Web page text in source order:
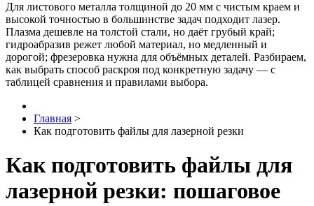
Для листового металла толщиной до 20 мм с чистым краем и
высокой точностью в большинстве задач подходит лазер.
Плазма дешевле на толстой стали, но даёт грубый край;
гидроабразив режет любой материал, но медленный и
дорогой; фрезеровка нужна для объёмных деталей. Разбираем,
как выбрать способ раскроя под конкретную задачу — с
таблицей сравнения и правилами выбора.
Главная >
Как подготовить файлы для лазерной резки
Как подготовить файлы для
лазерной резки: пошаговое